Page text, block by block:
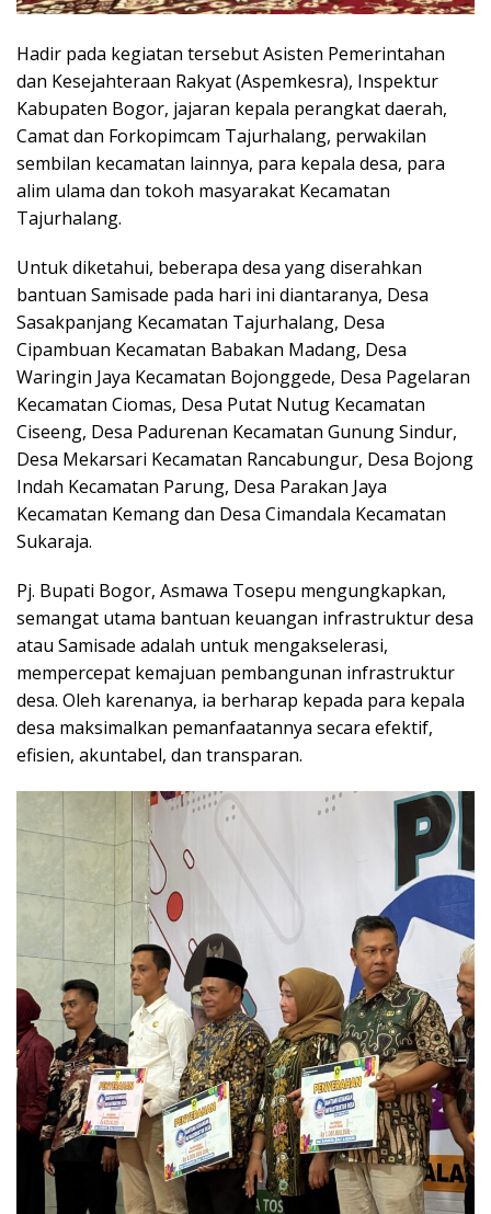
Hadir pada kegiatan tersebut Asisten Pemerintahan
dan Kesejahteraan Rakyat (Aspemkesra), Inspektur
Kabupaten Bogor, jajaran kepala perangkat daerah,
Camat dan Forkopimcam Tajurhalang, perwakilan
sembilan kecamatan lainnya, para kepala desa, para
alim ulama dan tokoh masyarakat Kecamatan
Tajurhalang.
Untuk diketahui, beberapa desa yang diserahkan
bantuan Samisade pada hari ini diantaranya, Desa
Sasakpanjang Kecamatan Tajurhalang, Desa
Cipambuan Kecamatan Babakan Madang, Desa
Waringin Jaya Kecamatan Bojonggede, Desa Pagelaran
Kecamatan Ciomas, Desa Putat Nutug Kecamatan
Ciseeng, Desa Padurenan Kecamatan Gunung Sindur,
Desa Mekarsari Kecamatan Rancabungur, Desa Bojong
Indah Kecamatan Parung, Desa Parakan Jaya
Kecamatan Kemang dan Desa Cimandala Kecamatan
Sukaraja.
Pj. Bupati Bogor, Asmawa Tosepu mengungkapkan,
semangat utama bantuan keuangan infrastruktur desa
atau Samisade adalah untuk mengakselerasi,
mempercepat kemajuan pembangunan infrastruktur
desa. Oleh karenanya, ia berharap kepada para kepala
desa maksimalkan pemanfaatannya secara efektif,
efisien, akuntabel, dan transparan.